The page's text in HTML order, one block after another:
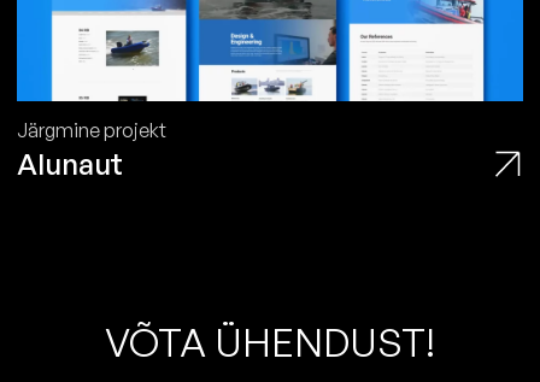
Järgmine projekt
Alunaut
VÕTA ÜHENDUST!